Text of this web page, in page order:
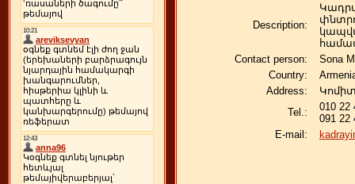
Description:
Contact person:
Sona
Country:
Address:
Tel.:
010 22
091 22
E-mail: